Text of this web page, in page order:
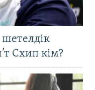
Схип кім?